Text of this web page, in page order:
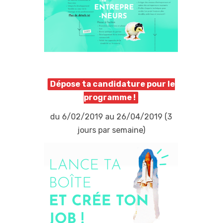
Dépose ta candidature pour le
programme !
du 6/02/2019 au 26/04/2019 (3
jours par semaine)